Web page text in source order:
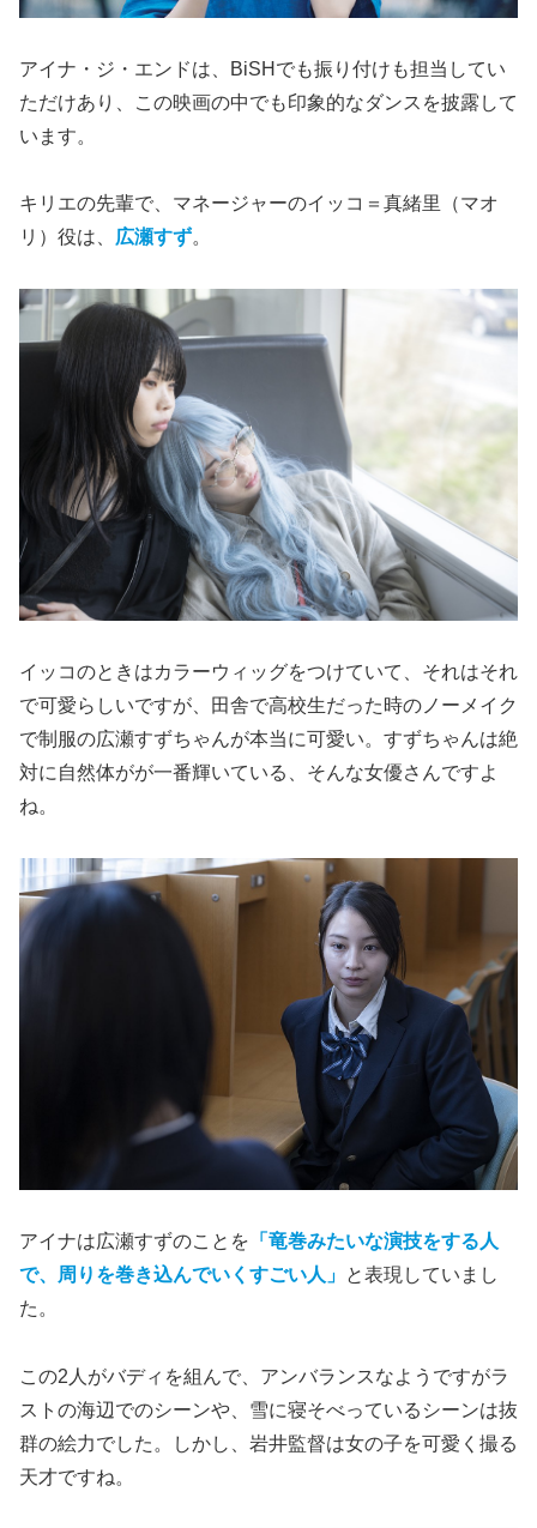
アイナ・ジ・エンドは、BiSHでも振り付けも担当してい
ただけあり、この映画の中でも印象的なダンスを披露して
います。
キリエの先輩で、マネージャーのイッコ＝真緒里（マオ
リ）役は、 広瀬すず。
イッコのときはカラーウィッグをつけていて、それはそれ
で可愛らしいですが、田舎で高校生だった時のノーメイク
で制服の広瀬すずちゃんが本当に可愛い。すずちゃんは絶
対に自然体がが一番輝いている、そんな女優さんですよ
ね。
アイナは広瀬すずのことを 「竜巻みたいな演技をする人
で、周りを巻き込んでいくすごい人」 と表現していまし
た。
この2人がバディを組んで、アンバランスなようですがラ
ストの海辺でのシーンや、雪に寝そべっているシーンは抜
群の絵力でした。しかし、岩井監督は女の子を可愛く撮る
天才ですね。